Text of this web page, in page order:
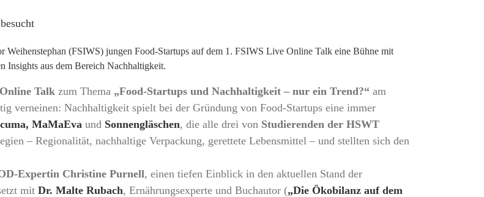
Weihenstephan (FSIWS) jungen Food-Startups auf dem 1. FSIWS Live Online Talk eine Bühne mit
Insights aus dem Bereich Nachhaltigkeit.
Talk zum Thema „Food-Startups und Nachhaltigkeit – nur ein Trend?“ am
verneinen: Nachhaltigkeit spielt bei der Gründung von Food-Startups eine immer
MaMaEva und Sonnengläschen, die alle drei von Studierenden der HSWT
– Regionalität, nachhaltige Verpackung, gerettete Lebensmittel – und stellten sich den
Expertin Christine Purnell, einen tiefen Einblick in den aktuellen Stand der
mit Dr. Malte Rubach, Ernährungsexperte und Buchautor („Die Ökobilanz auf dem